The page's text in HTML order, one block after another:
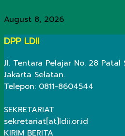
August 8, 2026
DPP LDII
Jl. Tentara Pelajar No. 28 Patal
Jakarta Selatan.
Telepon: 0811-8604544
SEKRETARIAT
sekretariat[at]ldii.or.id
KIRIM BERITA